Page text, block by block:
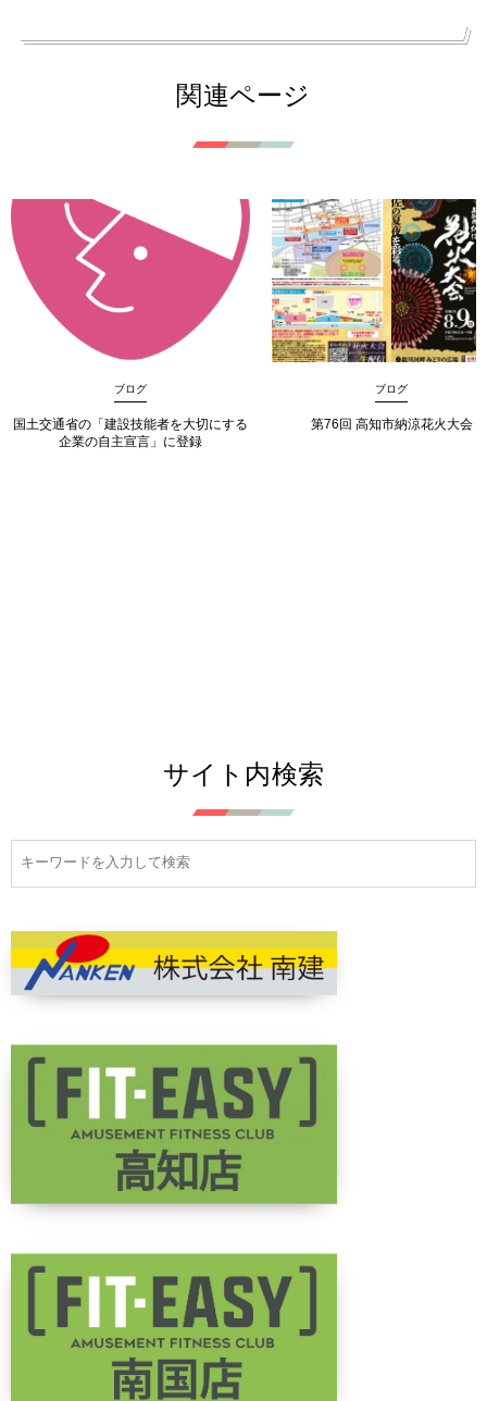
関連ページ
ブログ
国土交通省の「建設技能者を大切にする
企業の自主宣言」に登録
ブログ
第76回 高知市納涼花火大会
サイト内検索